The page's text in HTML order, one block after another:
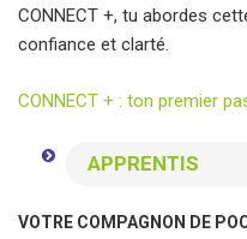
CONNECT +, tu abordes
confiance et clarté.
CONNECT + : ton premier
APPRENTIS
VOTRE COMPAGNON DE